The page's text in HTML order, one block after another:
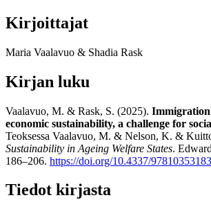
Kirjoittajat
Maria Vaalavuo & Shadia Rask
Kirjan luku
Vaalavuo, M. & Rask, S. (2025).
economic sustainability, a challenge for
Teoksessa Vaalavuo, M. & Nelson, K. &
Sustainability in Ageing Welfare States.
186–206. https://doi.org/10.4337/
Tiedot kirjasta